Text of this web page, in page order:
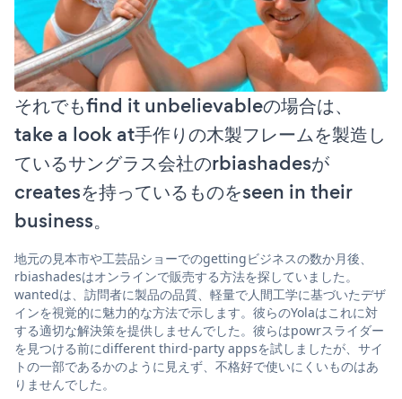
それでもfind it unbelievableの場合は、
take a look at手作りの木製フレームを製造し
ているサングラス会社のrbiashadesが
createsを持っているものをseen in their
business。
地元の見本市や工芸品ショーでのgettingビジネスの数か月後、
rbiashadesはオンラインで販売する方法を探していました。
wantedは、訪問者に製品の品質、軽量で人間工学に基づいたデザ
インを視覚的に魅力的な方法で示します。彼らのYolaはこれに対
する適切な解決策を提供しませんでした。彼らはpowrスライダー
を見つける前にdifferent third-party appsを試しましたが、サイ
トの一部であるかのように見えず、不格好で使いにくいものはあ
りませんでした。